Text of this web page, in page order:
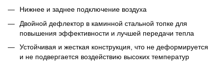
Нижнее и заднее подключение воздуха
Двойной дефлектор в каминной стальной топке для
повышения эффективности и лучшей передачи тепла
Устойчивая и жесткая конструкция, что не деформируется
и не подвергается воздействию высоких температур